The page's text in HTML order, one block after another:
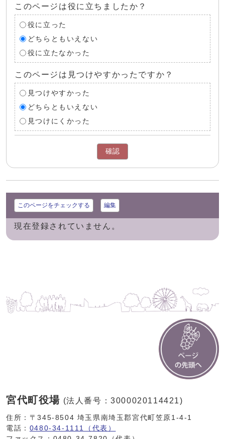
このページは役に立ちましたか？
役に立った
どちらともいえない
役に立たなかった
このページは見つけやすかったですか？
見つけやすかった
どちらともいえない
見つけにくかった
確認
このページをチェックする 編集
現在登録されていません。
宮代町役場 (法人番号：3000020114421)
住所：〒345-8504 埼玉県南埼玉郡宮代町笠原1-4-1
電話： 0480-34-1111（代表）